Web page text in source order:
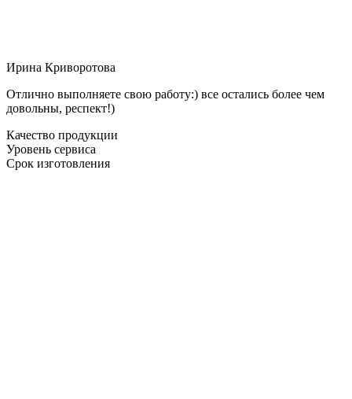
Ирина Криворотова
Отлично выполняете свою работу:) все остались более чем
довольны, респект!)
Качество продукции
Уровень сервиса
Срок изготовления